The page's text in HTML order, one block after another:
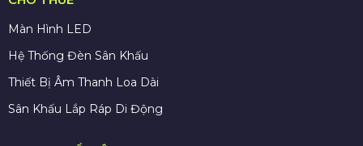
Màn Hình LED
Hệ Thống Đèn Sân Khấu
Thiết Bị Âm Thanh Loa Dài
Sân Khấu Lắp Ráp Di Động